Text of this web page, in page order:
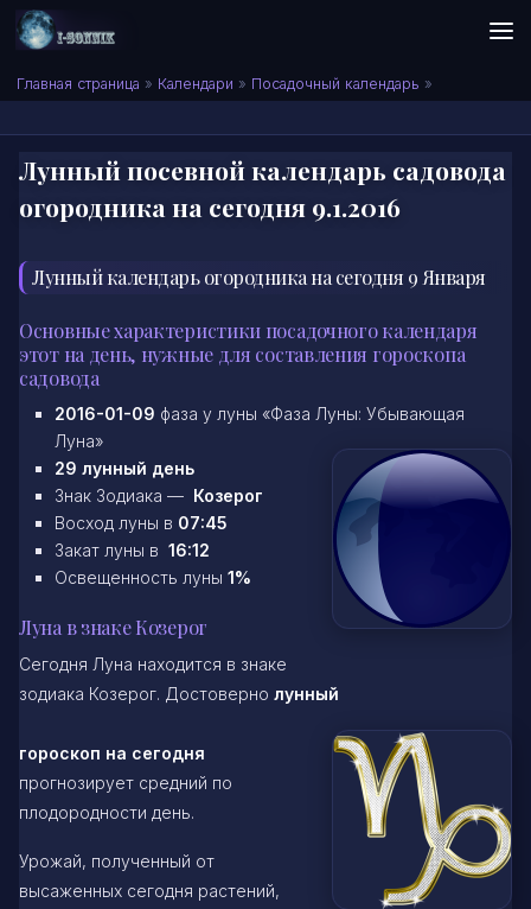
Skip to content
Сонник I-SONNIK.COM
Главная страница » Календари » Посадочный календарь »
Лунный посевной календарь садовода
огородника на сегодня 9.1.2016
Лунный календарь огородника на сегодня 9 Января
Основные характеристики посадочного календаря
этот на день, нужные для составления гороскопа
садовода
2016-01-09 фаза у луны «Фаза Луны: Убывающая
Луна»
29 лунный день
Знак Зодиака — Козерог
Восход луны в 07:45
Закат луны в 16:12
Освещенность луны 1%
Луна в знаке Козерог
Сегодня Луна находится в знаке
зодиака Козерог. Достоверно лунный
гороскоп на сегодня
прогнозирует средний по
плодородности день.
Урожай, полученный от
высаженных сегодня растений,